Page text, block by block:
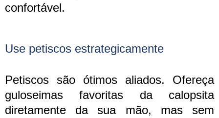
confortável.
Use petiscos estrategicamente
Petiscos são ótimos aliados. Ofereça
guloseimas favoritas da calopsita
diretamente da sua mão, mas sem